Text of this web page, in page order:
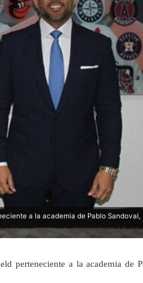
a la academia de Pablo Sandoval,
perteneciente a la academia de